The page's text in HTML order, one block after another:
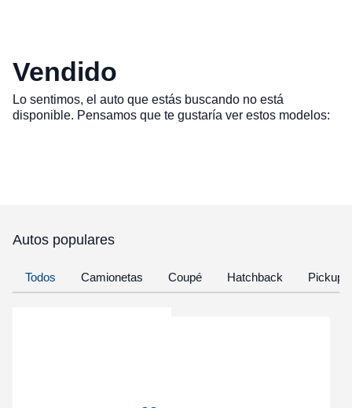
Vendido
Lo sentimos, el auto que estás buscando no está
disponible. Pensamos que te gustaría ver estos modelos:
Autos populares
Todos Camionetas Coupé Hatchback Pickup